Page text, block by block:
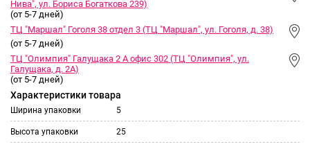
Нива", ул. Бориса Богаткова 239)
(от 5-7 дней)
ТЦ "Маршал" Гоголя 38 отдел 3 (ТЦ "Маршал", ул. Гоголя, д. 38)
(от 5-7 дней)
ТЦ "Олимпия" Галущака 2 А офис 302 (ТЦ "Олимпия", ул.
Галущака, д. 2А)
(от 5-7 дней)
Характеристики товара
Ширина упаковки 5
Высота упаковки 25